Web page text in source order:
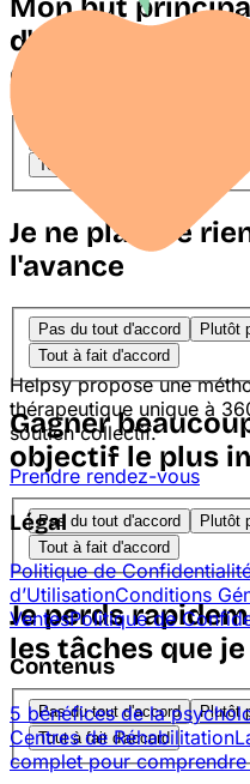
Mon but
d'obtenir autant
que possible
Plutôt
Tout à fait d'accord
Je ne planifie
l'avance
Pas du tout d'accord Plutôt
Tout à fait d'accord
Gagner
objectif le plus
Pas du tout d'accord Plutôt
Tout à fait d'accord
Je perds
les tâches que
Pas du tout d'accord Plutôt
Tout à fait d'accord
Helpsy propose une
thérapeutique unique à
soutien collectif.
Prendre rendez-vous
Légal
Politique de
d’UtilisationConditions
VentesPolitique de
Contenus
5 bénéfices de la
Centres de Réhabilitation
complet pour